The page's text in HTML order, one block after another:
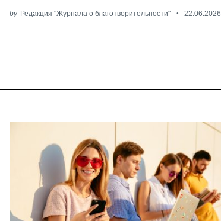
by Редакция "Журнала о благотворительности" 22.06.2026